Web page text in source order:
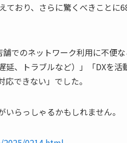
ており、さらに驚くべきことに
でのネットワーク利用に不便
、トラブルなど）」「DXを活
できない」でした。
らっしゃるかもしれません。